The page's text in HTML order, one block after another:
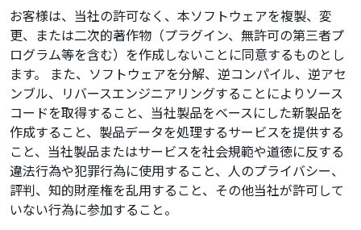
お客様は、当社の許可なく、本ソフトウェアを複製、変
更、または二次的著作物（プラグイン、無許可の第三者プ
ログラム等を含む）を作成しないことに同意するものとし
ます。 また、ソフトウェアを分解、逆コンパイル、逆アセ
ンブル、リバースエンジニアリングすることによりソース
コードを取得すること、当社製品をベースにした新製品を
作成すること、製品データを処理するサービスを提供する
こと、当社製品またはサービスを社会規範や道徳に反する
違法行為や犯罪行為に使用すること、人のプライバシー、
評判、知的財産権を乱用すること、その他当社が許可して
いない行為に参加すること。